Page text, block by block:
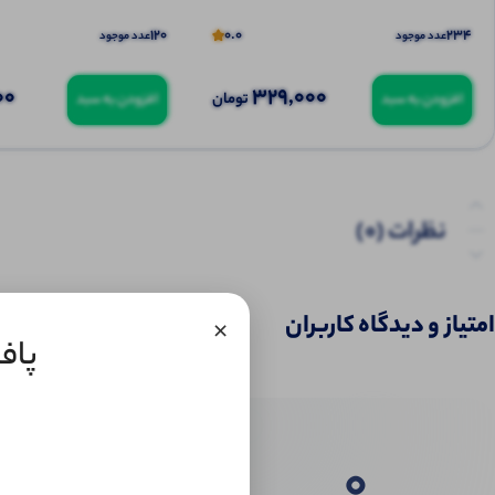
234عدد موجود 0.0
افزودن به سبد 329,000تومان
120عدد موجود
افزودن به سبد
نظرات (0)
امتیاز و دیدگاه کاربران ×